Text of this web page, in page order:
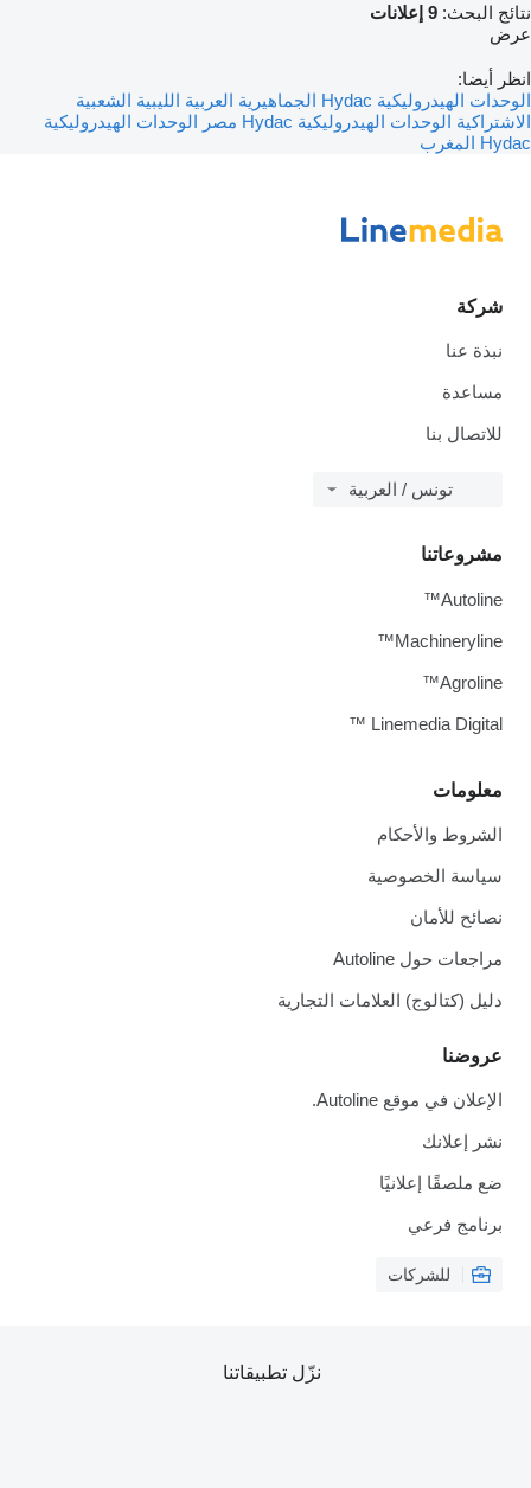
نتائج البحث: 9 إعلانات
عرض
انظر أيضا:
الوحدات الهيدروليكية Hydac الجماهيرية العربية الليبية الشعبية
الاشتراكية الوحدات الهيدروليكية Hydac مصر
الوحدات الهيدروليكية
Hydac المغرب
شركة
نبذة عنا
مساعدة
للاتصال بنا
تونس / العربية
معلومات
الشروط والأحكام
سياسة الخصوصية
نصائح للأمان
مراجعات حول Autoline
دليل (كتالوج) العلامات التجارية
عروضنا
الإعلان في موقع Autoline.
نشر إعلانك
ضع ملصقًا إعلانيًا
برنامج فرعي
للشركات
مشروعاتنا
Autoline™
Machineryline™
Agroline™
Linemedia Digital ™
نزّل تطبيقاتنا